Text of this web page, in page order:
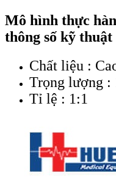
Mô hình thực
thông số kỹ thuật
Chất liệu :
Trọng lượng :
Tỉ lệ : 1:1